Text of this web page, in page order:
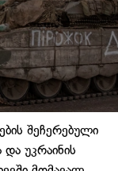
შეჩერებული
უკრაინის